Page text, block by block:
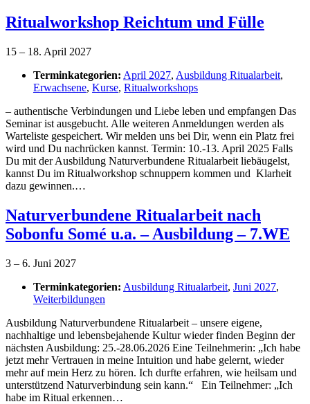
Ritualworkshop Reichtum und Fülle
15 – 18. April 2027
Terminkategorien: April 2027, Ausbildung Ritualarbeit,
Erwachsene, Kurse, Ritualworkshops
– authentische Verbindungen und Liebe leben und empfangen Das
Seminar ist ausgebucht. Alle weiteren Anmeldungen werden als
Warteliste gespeichert. Wir melden uns bei Dir, wenn ein Platz frei
wird und Du nachrücken kannst. Termin: 10.-13. April 2025 Falls
Du mit der Ausbildung Naturverbundene Ritualarbeit liebäugelst,
kannst Du im Ritualworkshop schnuppern kommen und Klarheit
dazu gewinnen.…
Naturverbundene Ritualarbeit nach
Sobonfu Somé u.a. – Ausbildung – 7.WE
3 – 6. Juni 2027
Terminkategorien: Ausbildung Ritualarbeit, Juni 2027,
Weiterbildungen
Ausbildung Naturverbundene Ritualarbeit – unsere eigene,
nachhaltige und lebensbejahende Kultur wieder finden Beginn der
nächsten Ausbildung: 25.-28.06.2026 Eine Teilnehmerin: „Ich habe
jetzt mehr Vertrauen in meine Intuition und habe gelernt, wieder
mehr auf mein Herz zu hören. Ich durfte erfahren, wie heilsam und
unterstützend Naturverbindung sein kann.“ Ein Teilnehmer: „Ich
habe im Ritual erkennen…